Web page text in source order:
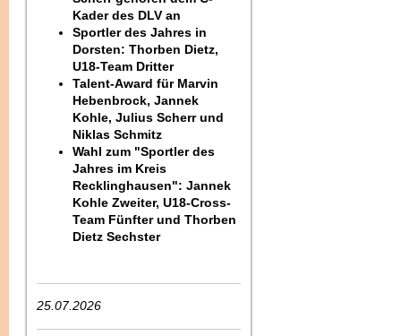
Kader des DLV an
Sportler des Jahres in
Dorsten: Thorben Dietz,
U18-Team Dritter
Talent-Award für Marvin
Hebenbrock, Jannek
Kohle, Julius Scherr und
Niklas Schmitz
Wahl zum "Sportler des
Jahres im Kreis
Recklinghausen": Jannek
Kohle Zweiter, U18-Cross-
Team Fünfter und Thorben
Dietz Sechster
25.07.2026